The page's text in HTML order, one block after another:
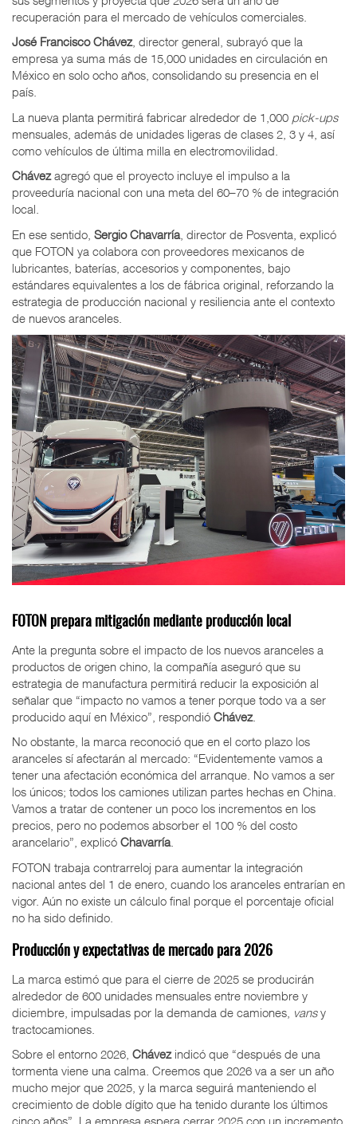
recuperación para el mercado de vehículos comerciales.
José Francisco Chávez, director general, subrayó que la
empresa ya suma más de 15,000 unidades en circulación en
México en solo ocho años, consolidando su presencia en el
país.
La nueva planta permitirá fabricar alrededor de 1,000 pick-ups
mensuales, además de unidades ligeras de clases 2, 3 y 4, así
como vehículos de última milla en electromovilidad.
Chávezagregó que el proyecto incluye el impulso a la
proveeduría nacional con una meta del 60–70 % de integración
local.
En ese sentido, Sergio Chavarría, director de Posventa, explicó
que FOTON ya colabora con proveedores mexicanos de
lubricantes, baterías, accesorios y componentes, bajo
estándares equivalentes a los de fábrica original, reforzando la
estrategia de producción nacional y resiliencia ante el contexto
de nuevos aranceles.
FOTON prepara mitigación mediante producción local
Ante la pregunta sobre el impacto de los nuevos aranceles a
productos de origen chino, la compañía aseguró que su
estrategia de manufactura permitirá reducir la exposición al
señalar que “impacto no vamos a tener porque todo va a ser
producido aquí en México”, respondió Chávez.
No obstante, la marca reconoció que en el corto plazo los
aranceles sí afectarán al mercado: “Evidentemente vamos a
tener una afectación económica del arranque. No vamos a ser
los únicos; todos los camiones utilizan partes hechas en China.
Vamos a tratar de contener un poco los incrementos en los
precios, pero no podemos absorber el 100 % del costo
arancelario”, explicó Chavarría.
FOTON trabaja contrarreloj para aumentar la integración
nacional antes del 1 de enero, cuando los aranceles entrarían en
vigor. Aún no existe un cálculo final porque el porcentaje oficial
no ha sido definido.
Producción y expectativas de mercado para 2026
La marca estimó que para el cierre de 2025 se producirán
alrededor de 600 unidades mensuales entre noviembre y
diciembre, impulsadas por la demanda de camiones, vansy
tractocamiones.
Sobre el entorno 2026, Chávez indicó que “después de una
tormenta viene una calma. Creemos que 2026 va a ser un año
mucho mejor que 2025, y la marca seguirá manteniendo el
crecimiento de doble dígito que ha tenido durante los últimos
cinco años”. La empresa espera cerrar 2025 con un incremento